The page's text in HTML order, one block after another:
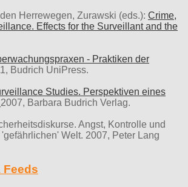
Herrewegen, Zurawski (eds.): Crime,
Effects for the Surveillant and the
- Praktiken der
Budrich UniPress.
Studies. Perspektiven eines
2007, Barbara Budrich Verlag.
Angst, Kontrolle und
Welt. 2007, Peter Lang
Feeds